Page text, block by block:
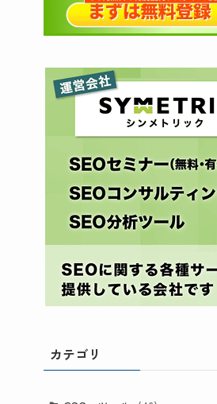
カテゴリ